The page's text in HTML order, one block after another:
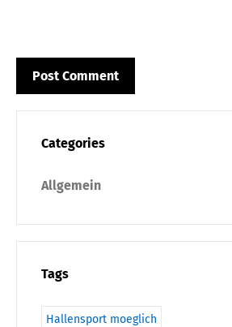
Categories
Allgemein
Tags
Hallensport moeglich